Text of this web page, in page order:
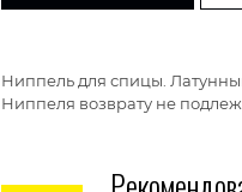
Ниппель для спицы.
Ниппеля возврату не